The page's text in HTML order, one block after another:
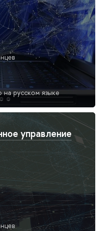
русском языке
управление